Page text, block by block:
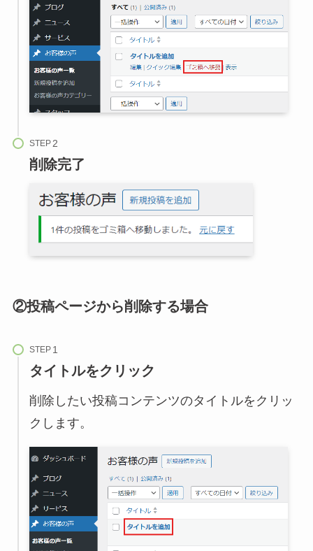
STEP
削除完了
②投稿ページから削除する場合
STEP
タイトルをクリック
削除したい投稿コンテンツのタイトルをクリッ
クします。